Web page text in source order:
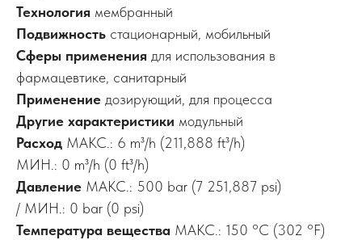
Технология мембранный
Подвижность стационарный, мобильный
Сферы применения для использования в
фармацевтике, санитарный
Применение дозирующий, для процесса
Другие характеристики модульный
Расход МАКС.: 6 m³/h (211,888 ft³/h)
МИН.: 0 m³/h (0 ft³/h)
Давление МАКС.: 500 bar (7 251,887 psi)
/ МИН.: 0 bar (0 psi)
Температура вещества МАКС.: 150 °C (302 °F)